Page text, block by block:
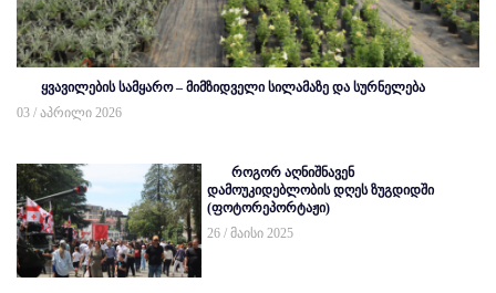
ყვავილების სამყარო – მიმზიდველი სილამაზე და სურნელება
03 / აპრილი 2026
როგორ აღნიშნავენ
დამოუკიდებლობის დღეს ზუგდიდში
(ფოტორეპორტაჟი)
26 / მაისი 2025